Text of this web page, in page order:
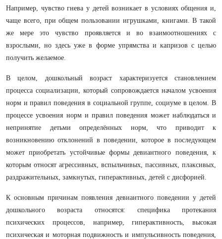
Например, чувство гнева у детей возникает в условиях общения и,
чаще всего, при общем пользовании игрушками, книгами. В такой
же мере это чувство проявляется и во взаимоотношениях с
взрослыми, но здесь уже в форме упрямства и капризов с целью
получить желаемое.
В целом, дошкольный возраст характеризуется становлением
процесса социализации, который сопровождается началом усвоения
норм и правил поведения в социальной группе, социуме в целом. В
процессе усвоения норм и правил поведения может наблюдаться и
непринятие детьми определённых норм, что приводит к
возникновению отклонений в поведении, которое в последующем
может приобретать устойчивые формы девиантного поведения, к
которым относят агрессивных, вспыльчивых, пассивных, плаксивых,
раздражительных, замкнутых, гиперактивных, детей с дисфорией.
К основным причинам появления девиантного поведении у детей
дошкольного возраста относятся: специфика протекания
психических процессов, например, гиперактивность, высокая
психическая и моторная подвижность и импульсивность поведения,